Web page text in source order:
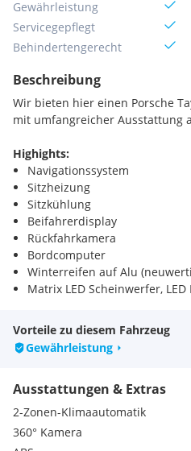
Gewährleistung
Servicegepflegt
Behinderten­gerecht
Beschreibung
Wir bieten hier einen Porsche
mit umfangreicher Ausstattung
Highights:
Navigationssystem
Sitzheizung
Sitzkühlung
Beifahrerdisplay
Rückfahrkamera
Bordcomputer
Winterreifen auf Alu
Matrix LED Scheinwerfer,
22 Zoll Räder gegen
Rad 21 Zoll auf Winterreifen
Wärmepumpe (Heizen und
Neues Service
Festpreis
Vorteile zu diesem Fahrzeug
Gewährleistung
Ausstattungen & Extras
2-Zonen-Klimaautomatik
360° Kamera